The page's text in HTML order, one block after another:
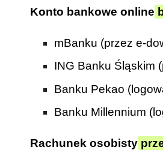
Konto bankowe online
mBanku (przez e-
ING Banku Śląskim
Banku Pekao
Banku Millennium
Rachunek osobisty